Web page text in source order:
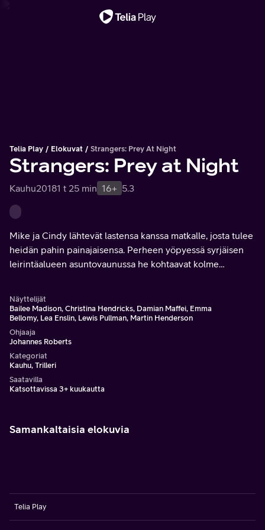
Telia Play Elokuvat Strangers: Prey At Night
Strangers: Prey at Night
Kauhu20181 t 25 min 16+ 5.3
Mike ja Cindy lähtevät lastensa kanssa matkalle, josta tulee
heidän pahin painajaisensa. Perheen yöpyessä syrjäisen
leirintäalueen asuntovaunussa he kohtaavat kolme
Näyttelijät
Bailee Madison, Christina Hendricks, Damian Maffei, Emma
Bellomy, Lea Enslin, Lewis Pullman, Martin Henderson
Ohjaaja
Johannes Roberts
Kategoriat
Kauhu, Trilleri
Saatavilla
Katsottavissa 3+ kuukautta
Samankaltaisia elokuvia
Telia Play